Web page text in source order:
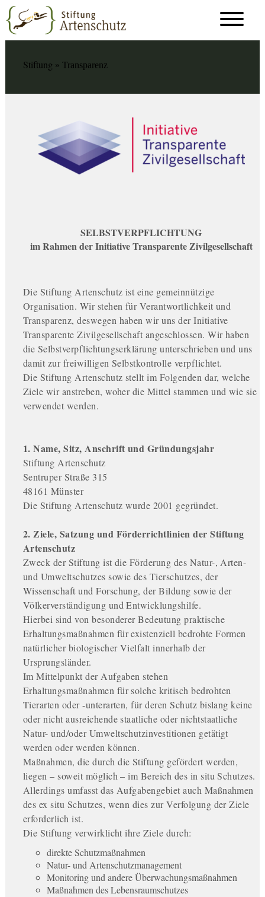
Stiftung » Transparenz
SELBSTVERPFLICHTUNG
im Rahmen der Initiative Transparente Zivilgesellschaft
Die Stiftung Artenschutz ist eine gemeinnützige
Organisation. Wir stehen für Verantwortlichkeit und
Transparenz, deswegen haben wir uns der Initiative
Transparente Zivilgesellschaft angeschlossen. Wir haben
die Selbstverpflichtungserklärung unterschrieben und uns
damit zur freiwilligen Selbstkontrolle verpflichtet.
Die Stiftung Artenschutz stellt im Folgenden dar, welche
Ziele wir anstreben, woher die Mittel stammen und wie sie
verwendet werden.
1. Name, Sitz, Anschrift und Gründungsjahr
Stiftung Artenschutz
Sentruper Straße 315
48161 Münster
Die Stiftung Artenschutz wurde 2001 gegründet.
2. Ziele, Satzung und Förderrichtlinien der Stiftung
Artenschutz
Zweck der Stiftung ist die Förderung des Natur-, Arten-
und Umweltschutzes sowie des Tierschutzes, der
Wissenschaft und Forschung, der Bildung sowie der
Völkerverständigung und Entwicklungshilfe.
Hierbei sind von besonderer Bedeutung praktische
Erhaltungsmaßnahmen für existenziell bedrohte Formen
natürlicher biologischer Vielfalt innerhalb der
Ursprungsländer.
Im Mittelpunkt der Aufgaben stehen
Erhaltungsmaßnahmen für solche kritisch bedrohten
Tierarten oder -unterarten, für deren Schutz bislang keine
oder nicht ausreichende staatliche oder nichtstaatliche
Natur- und/oder Umweltschutzinvestitionen getätigt
werden oder werden können.
Maßnahmen, die durch die Stiftung gefördert werden,
liegen – soweit möglich – im Bereich des in situ Schutzes.
Allerdings umfasst das Aufgabengebiet auch Maßnahmen
des ex situ Schutzes, wenn dies zur Verfolgung der Ziele
erforderlich ist.
Die Stiftung verwirklicht ihre Ziele durch:
direkte Schutzmaßnahmen
Natur- und Artenschutzmanagement
Monitoring und andere Überwachungsmaßnahmen
Maßnahmen des Lebensraumschutzes